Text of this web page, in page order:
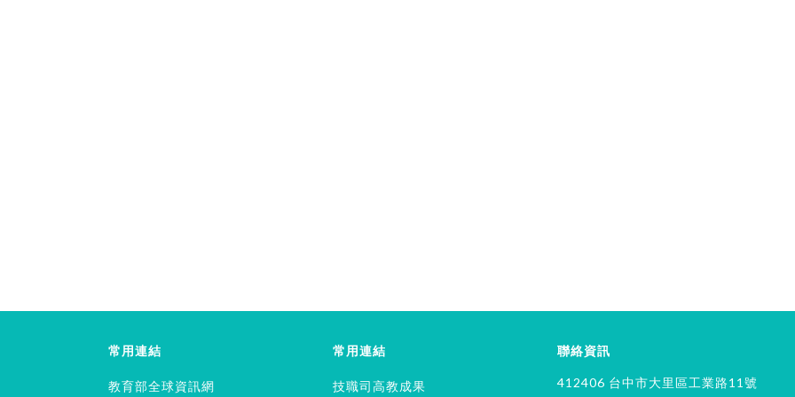
常用連結
教育部全球資訊網
常用連結
技職司高教成果
聯絡資訊
412406 台中市大里區工業路11號